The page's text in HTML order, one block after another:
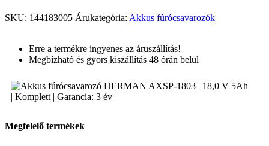
SKU: 144183005 Árukategória: Akkus fúrócsavarozók
Erre a termékre ingyenes az áruszállítás!
Megbízható és gyors kiszállítás 48 órán belül
Megfelelő termékek